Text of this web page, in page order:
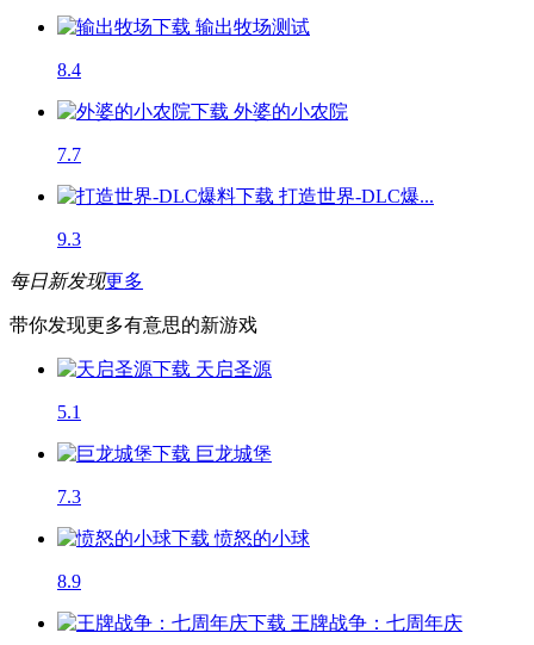
输出牧场测试
8.4
外婆的小农院
7.7
打造世界-DLC爆...
9.3
每日新发现更多
带你发现更多有意思的新游戏
天启圣源
5.1
巨龙城堡
7.3
愤怒的小球
8.9
王牌战争：七周年庆